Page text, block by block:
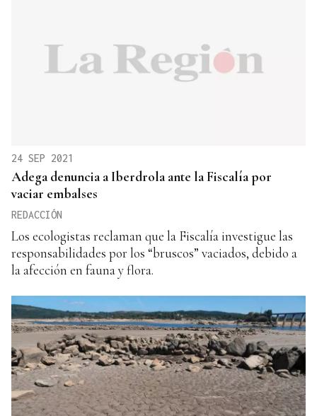
24 SEP 2021
Adega denuncia a Iberdrola ante la Fiscalía por
vaciar embalses
REDACCIÓN
Los ecologistas reclaman que la Fiscalía investigue las
responsabilidades por los “bruscos” vaciados, debido a
la afección en fauna y flora.